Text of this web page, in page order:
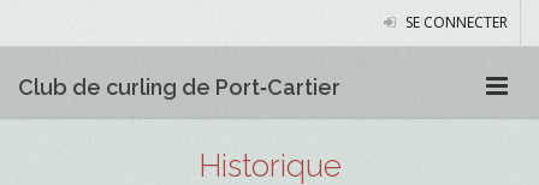
SE CONNECTER
Club de curling de Port‑Cartier
Historique